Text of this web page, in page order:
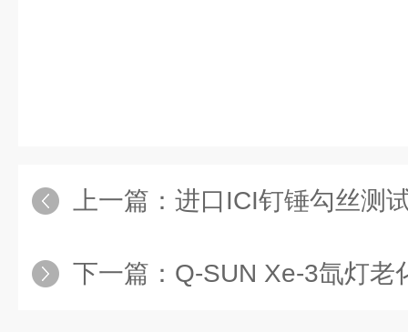
上一篇： 进口ICI钉锤勾丝测
下一篇： Q-SUN Xe-3氙灯老